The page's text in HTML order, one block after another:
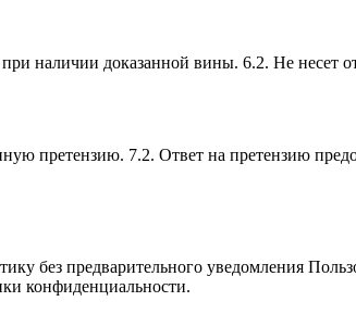
наличии доказанной вины. 6.2. Не несет
претензию. 7.2. Ответ на претензию
без предварительного уведомления
конфиденциальности.